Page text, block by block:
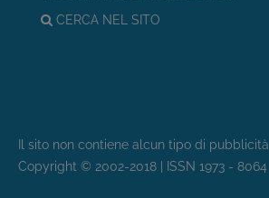
CERCA NEL SITO
Il sito non contiene alcun tipo di pubblicità
Copyright © 2002-2018 | ISSN 1973 - 8064